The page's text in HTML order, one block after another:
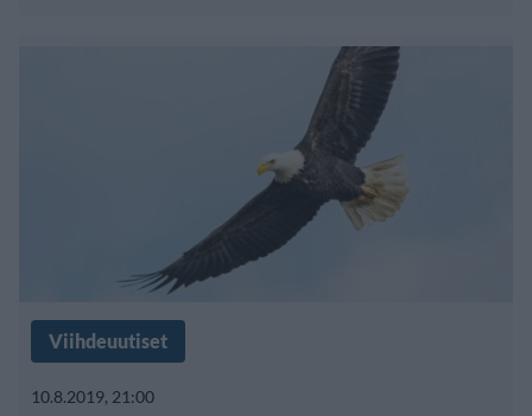
Viihdeuutiset
10.8.2019, 21:00